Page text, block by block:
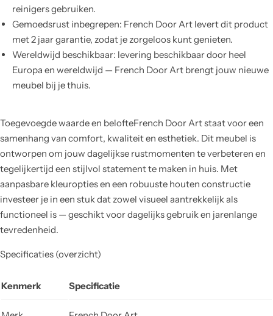
reinigers gebruiken.
Gemoedsrust inbegrepen: French Door Art levert dit product
met 2 jaar garantie, zodat je zorgeloos kunt genieten.
Wereldwijd beschikbaar: levering beschikbaar door heel
Europa en wereldwijd — French Door Art brengt jouw nieuwe
meubel bij je thuis.
Toegevoegde waarde en belofteFrench Door Art staat voor een
samenhang van comfort, kwaliteit en esthetiek. Dit meubel is
ontworpen om jouw dagelijkse rustmomenten te verbeteren en
tegelijkertijd een stijlvol statement te maken in huis. Met
aanpasbare kleuropties en een robuuste houten constructie
investeer je in een stuk dat zowel visueel aantrekkelijk als
functioneel is — geschikt voor dagelijks gebruik en jarenlange
tevredenheid.
Specificaties (overzicht)
Kenmerk Specificatie